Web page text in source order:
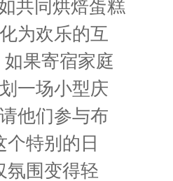
共同烘焙蛋糕
为欢乐的互
果寄宿家庭
一场小型庆
他们参与布
特别的日
氛围变得轻